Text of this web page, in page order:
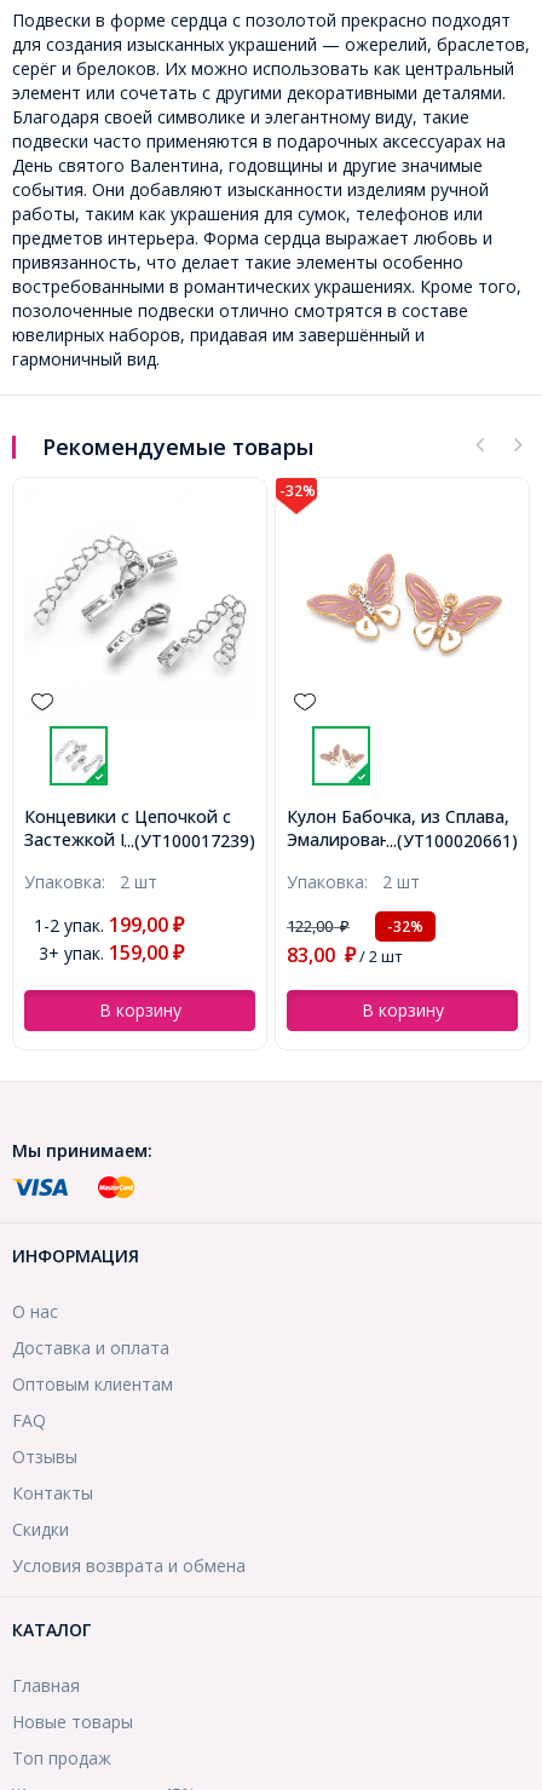
Подвески в форме сердца с позолотой прекрасно подходят
для создания изысканных украшений — ожерелий, браслетов,
серёг и брелоков. Их можно использовать как центральный
элемент или сочетать с другими декоративными деталями.
Благодаря своей символике и элегантному виду, такие
подвески часто применяются в подарочных аксессуарах на
День святого Валентина, годовщины и другие значимые
события. Они добавляют изысканности изделиям ручной
работы, таким как украшения для сумок, телефонов или
предметов интерьера. Форма сердца выражает любовь и
привязанность, что делает такие элементы особенно
востребованными в романтических украшениях. Кроме того,
позолоченные подвески отлично смотрятся в составе
ювелирных наборов, придавая им завершённый и
гармоничный вид.
Рекомендуемые товары
...(УТ100017239)
Концевики с Цепочкой с
Застежкой Нержавеющая
42мм, Концевик
11x7x3.5мм, Внутренний
Диаметр 3~3.5мм,
Упаковка: 2 шт
1-2 упак. 199,00 ₽
3+ упак. 159,00 ₽
В корзину
-32%
...(УТ100020661)
Кулон Бабочка, из Сплава,
Эмалированный, со
Размер: 18x25.5x3.5мм,
Отверстие 1мм,
(УТ100020661)
Упаковка: 2 шт
122,00₽ -32%
83,00 ₽/ 2 шт
В корзину
Мы принимаем:
ИНФОРМАЦИЯ
О нас
Доставка и оплата
Оптовым клиентам
FAQ
Отзывы
Контакты
Скидки
Условия возврата и обмена
КАТАЛОГ
Главная
Новые товары
Топ продаж